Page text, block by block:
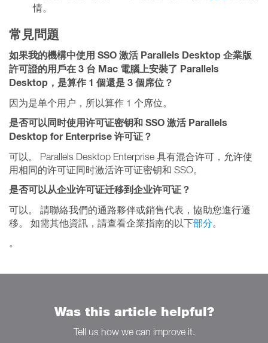
情。
常見問題
如果我的機構中使用 SSO 激活 Parallels Desktop 企業版
許可證的用戶在 3 台 Mac 電腦上安裝了 Parallels
Desktop，是算作 1 個還是 3 個席位？
因为是单个用户，所以算作 1 个席位。
是否可以同时使用许可证密钥和 SSO 激活 Parallels
Desktop for Enterprise 许可证？
可以。 Parallels Desktop Enterprise 具有混合许可，允许使
用相同的许可证同时激活许可证密钥和 SSO。
是否可以从企业许可证迁移到企业许可证？
可以。 請聯絡我們的通路夥伴或銷售代表，協助您進行遷
移。 如需其他資訊，請查看企業指南的以下部分。
。
Was this article helpful?
Tell us how we can improve it.